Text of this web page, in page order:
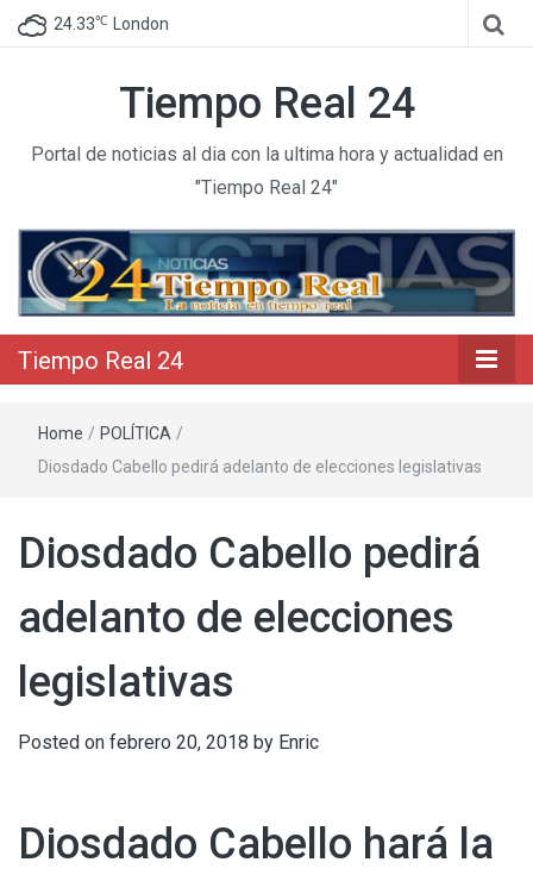
24.33℃ London
Tiempo Real 24
Portal de noticias al dia con la ultima hora y actualidad en
"Tiempo Real 24"
Tiempo Real 24
Home / POLÍTICA /
Diosdado Cabello pedirá adelanto de elecciones legislativas
Diosdado Cabello pedirá
adelanto de elecciones
legislativas
Posted on febrero 20, 2018 by Enric
Diosdado Cabello hará la